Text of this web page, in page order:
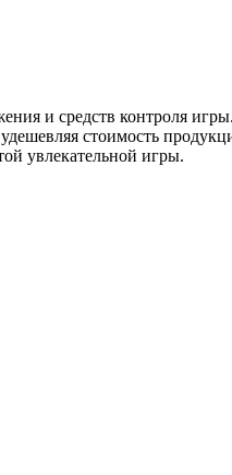
и средств контроля
стоимость
увлекательной игры.